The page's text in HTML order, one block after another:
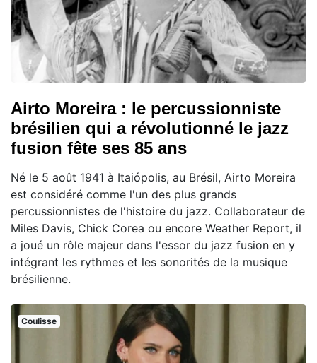
Airto Moreira : le percussionniste
brésilien qui a révolutionné le jazz
fusion fête ses 85 ans
Né le 5 août 1941 à Itaiópolis, au Brésil, Airto Moreira
est considéré comme l'un des plus grands
percussionnistes de l'histoire du jazz. Collaborateur de
Miles Davis, Chick Corea ou encore Weather Report, il
a joué un rôle majeur dans l'essor du jazz fusion en y
intégrant les rythmes et les sonorités de la musique
brésilienne.
Coulisse